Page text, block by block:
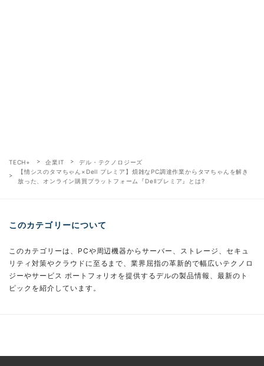
TECH+ 企業IT
デル・テクノロジーズ
【情シスのタマちゃん×Dell プレミア】煩雑なPC調達作業からタマちゃんを解き
放った、オンライン購買プラットフォーム『Dellプレミア』とは?
このカテゴリーについて
このカテゴリーは、PCや周辺機器からサーバー、ストレージ、セキュ
リティ対策やクラウドに至るまで、業界屈指の革新的で幅広いテクノロ
ジーやサービス ポートフォリオを提供するデルの製品情報、最新のト
ピックを紹介しています。